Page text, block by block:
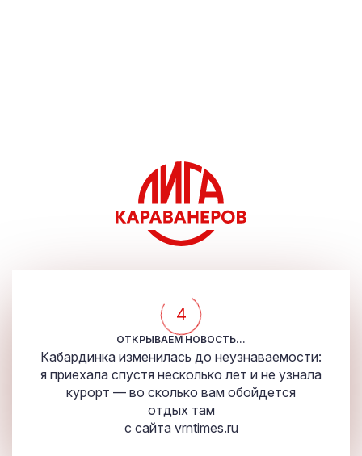
4
ОТКРЫВАЕМ НОВОСТЬ...
Кабардинка изменилась до неузнаваемости:
я приехала спустя несколько лет и не узнала
курорт — во сколько вам обойдется
отдых там
с сайта vrntimes.ru